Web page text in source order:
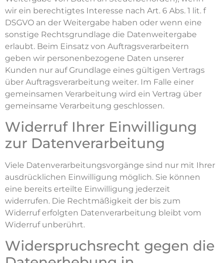
wir ein berechtigtes Interesse nach Art. 6 Abs. 1 lit. f
DSGVO an der Weitergabe haben oder wenn eine
sonstige Rechtsgrundlage die Datenweitergabe
erlaubt. Beim Einsatz von Auftragsverarbeitern
geben wir personenbezogene Daten unserer
Kunden nur auf Grundlage eines gültigen Vertrags
über Auftragsverarbeitung weiter. Im Falle einer
gemeinsamen Verarbeitung wird ein Vertrag über
gemeinsame Verarbeitung geschlossen.
Widerruf Ihrer Einwilligung
zur Datenverarbeitung
Viele Datenverarbeitungsvorgänge sind nur mit Ihrer
ausdrücklichen Einwilligung möglich. Sie können
eine bereits erteilte Einwilligung jederzeit
widerrufen. Die Rechtmäßigkeit der bis zum
Widerruf erfolgten Datenverarbeitung bleibt vom
Widerruf unberührt.
Widerspruchsrecht gegen die